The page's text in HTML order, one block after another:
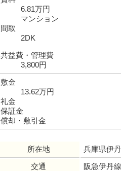
6.81万円
マンション
間取
2DK
共益費・管理費
3,800円
敷金
13.62万円
礼金
保証金
償却・敷引金
所在地
兵庫県伊
交通
阪急伊丹